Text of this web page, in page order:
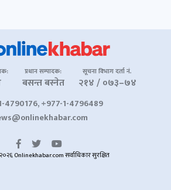
प्रधान सम्पादक:
बसन्त बस्नेत
सूचना विभाग दर्ता नं.
२१४ / ०७३–७४
4790176, +977-1-4796489
Onlinekhabar.com सर्वाधिकार सुरक्षित